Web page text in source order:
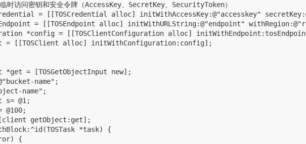
时访问密钥和安全令牌（AccessKey、SecretKey、SecurityToken）
= [[TOSCredential alloc] initWithAccessKey:@"accesskey"
= [[TOSEndpoint alloc] initWithURLString:@"endpoint"
*config = [[TOSClientConfiguration alloc]
= [[TOSClient alloc] initWithConfiguration:config];
*get = [TOSGetObjectInput new];
name";
name";
s= @1;
@100;
[client getObject:get];
*task) {
{